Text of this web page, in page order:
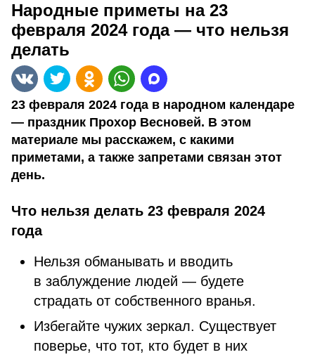
Народные приметы на 23
февраля 2024 года — что нельзя
делать
23 февраля 2024 года в народном календаре
— праздник Прохор Весновей. В этом
материале мы расскажем, с какими
приметами, а также запретами связан этот
день.
Что нельзя делать 23 февраля 2024
года
Нельзя обманывать и вводить
в заблуждение людей — будете
страдать от собственного вранья.
Избегайте чужих зеркал. Существует
поверье, что тот, кто будет в них